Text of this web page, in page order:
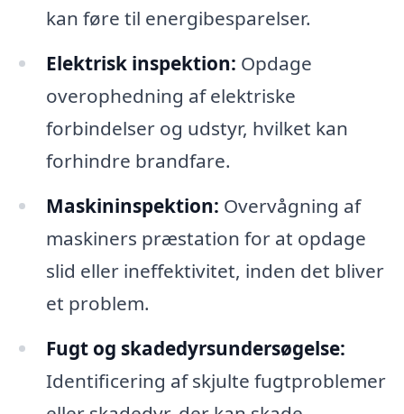
kan føre til energibesparelser.
Elektrisk inspektion: Opdage
overophedning af elektriske
forbindelser og udstyr, hvilket kan
forhindre brandfare.
Maskininspektion: Overvågning af
maskiners præstation for at opdage
slid eller ineffektivitet, inden det bliver
et problem.
Fugt og skadedyrsundersøgelse:
Identificering af skjulte fugtproblemer